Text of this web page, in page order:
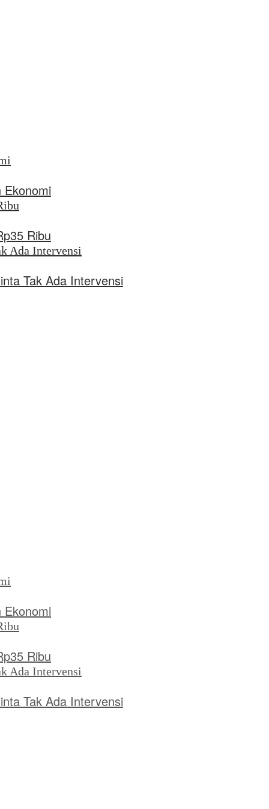
Ekonomi
Ribu
Tak Ada Intervensi
Ekonomi
Ribu
Tak Ada Intervensi